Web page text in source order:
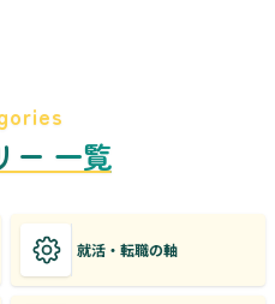
ー 一覧
就活・転職の軸